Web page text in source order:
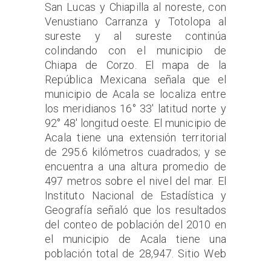
San Lucas y Chiapilla al noreste, con
Venustiano Carranza y Totolopa al
sureste y al sureste continúa
colindando con el municipio de
Chiapa de Corzo. El mapa de la
República Mexicana señala que el
municipio de Acala se localiza entre
los meridianos 16° 33' latitud norte y
92° 48' longitud oeste. El municipio de
Acala tiene una extensión territorial
de 295.6 kilómetros cuadrados; y se
encuentra a una altura promedio de
497 metros sobre el nivel del mar. El
Instituto Nacional de Estadística y
Geografía señaló que los resultados
del conteo de población del 2010 en
el municipio de Acala tiene una
población total de 28,947. Sitio Web